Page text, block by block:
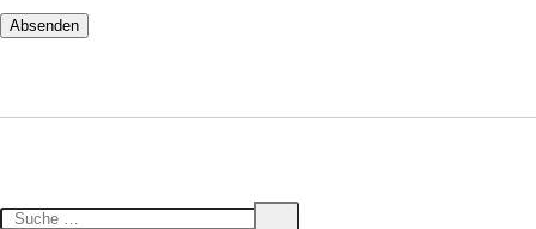
Suche